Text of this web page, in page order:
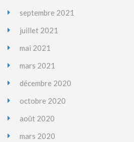
septembre 2021
juillet 2021
mai 2021
mars 2021
décembre 2020
octobre 2020
août 2020
mars 2020